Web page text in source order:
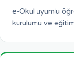
e-Okul uyumlu
kurulumu ve